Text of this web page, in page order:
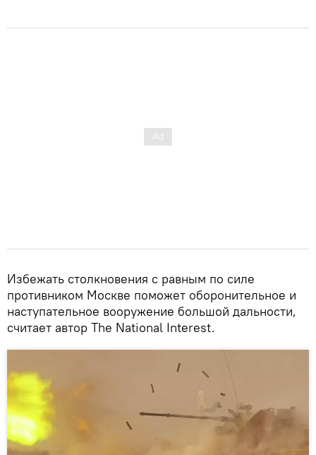
Избежать столкновения с равным по силе
противником Москве поможет оборонительное и
наступательное вооружение большой дальности,
считает автор The National Interest.